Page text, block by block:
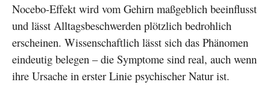
Nocebo-Effekt wird vom Gehirn maßgeblich beeinflusst
und lässt Alltagsbeschwerden plötzlich bedrohlich
erscheinen. Wissenschaftlich lässt sich das Phänomen
eindeutig belegen – die Symptome sind real, auch wenn
ihre Ursache in erster Linie psychischer Natur ist.